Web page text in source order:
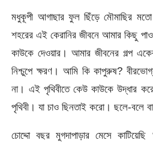
মধুকূপী আগাছার ফুল ছিঁড়ে মৌমাছির মতো
শহরের এই কেরানির জীবনে আমার কিছু
কাউকে দেওয়ার। আমার জীবনের গল্প
নিশ্চুপে ক্ষরণ। আমি কি কাপুরুষ?
না। এই পৃথিবীতে কেউ কাউকে উদ্ধার
পৃথিবী। যা চাও ছিনতাই করো। ছলে-বলে
চোদ্দো বছর মুগদাপাড়ার মেসে